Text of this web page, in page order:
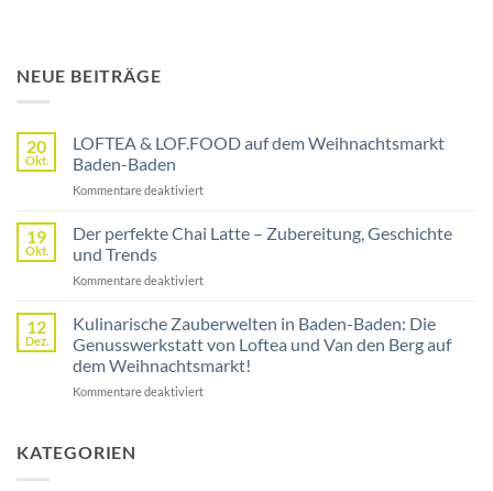
NEUE BEITRÄGE
20
Okt.
LOFTEA & LOF.FOOD auf dem Weihnachtsmarkt
Baden-Baden
Kommentare deaktiviertfür
&
dem
Baden-
19
Okt.
Der perfekte Chai Latte – Zubereitung, Geschichte
und Trends
Kommentare deaktiviertfür
perfekte
Latte
–
Zubereitung,
12
Dez.
Kulinarische Zauberwelten in Baden-Baden: Die
Genusswerkstatt von Loftea und Van den Berg auf
dem Weihnachtsmarkt!
Kommentare deaktiviertfür
KATEGORIEN